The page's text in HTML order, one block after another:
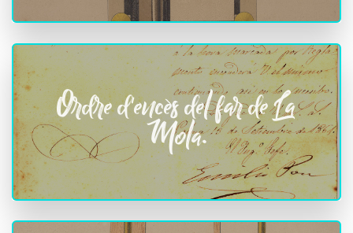
Ordre d'encès del far de La
Mola.